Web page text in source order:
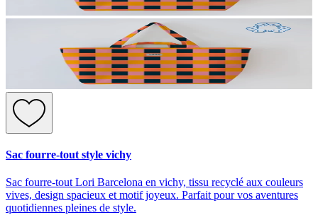
Sac fourre-tout style vichy
Sac fourre-tout Lori Barcelona en vichy, tissu recyclé aux couleurs
vives, design spacieux et motif joyeux. Parfait pour vos aventures
quotidiennes pleines de style.